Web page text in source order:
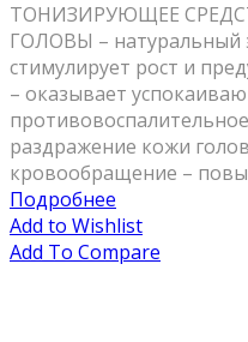
ТОНИЗИРУЮЩЕЕ
ГОЛОВЫ – натуральный
стимулирует рост и
– оказывает
раздражение кожи
кровообращение –
Подробнее
Add to Wishlist
Add To Compare